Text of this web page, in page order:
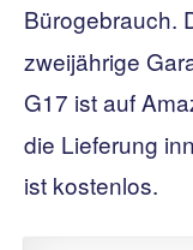
Bürogebrauch.
zweijährige
G17 ist auf
die Lieferung
ist kostenlos.